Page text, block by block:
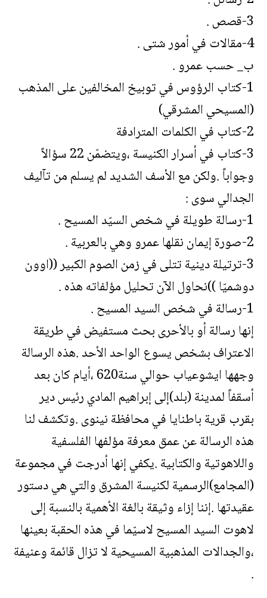
3-قصص .
4-مقالات في أمور شتى .
ب_ حسب عمرو .
1-كتاب الرؤوس في توبيخ المخالفين على المذهب
(المسيحي المشرقي)
2-كتاب في الكلمات المترادفة
3-كتاب في أسرار الكنيسة ،ويتضمّن 22 سؤالاً
وجواباً .ولكن مع الأسف الشديد لم يسلم من تآليف
الجدالي سوى :
1-رسالة طويلة في شخص السيّد المسيح .
2-صورة إيمان نقلها عمرو وهي بالعربية .
3-ترتيلة دينية تتلى في زمن الصوم الكبير ((اوون
دوشميّا ))نحاول الآن تحليل مؤلفاته هذه .
1-رسالة في شخص السيد المسيح .
إنها رسالة أو بالأحرى بحث مستفيض في طريقة
الاعتراف بشخص يسوع الواحد الأحد .هذه الرسالة
وجهها ايشوعياب حوالي سنة620 ،أيام كان بعد
أسقفاً لمدينة (بلد)إلى إبراهيم المادي رئيس دير
بقرب قرية باطنايا في محافظة نينوى .وتكشف لنا
هذه الرسالة عن عمق معرفة مؤلفها الفلسفية
واللاهوتية والكتابية .يكفي إنها أدرجت في مجموعة
(المجامع)الرسمية لكنيسة المشرق والتي هي دستور
عقيدتها .إننا إزاء وثيقة بالغة الأهمية بالنسبة إلى
لاهوت السيد المسيح لاسيّما في هذه الحقبة بعينها
،والجدالات المذهبية المسيحية لا تزال قائمة وعنيفة
.